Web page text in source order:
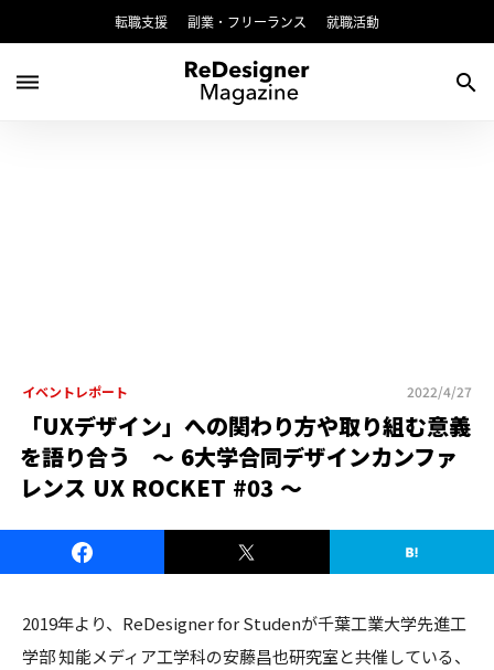
転職支援 副業・フリーランス 就職活動
dehaze search
イベントレポート 2022/4/27
「UXデザイン」への関わり方や取り組む意義
を語り合う 〜 6大学合同デザインカンファ
レンス UX ROCKET #03 〜
2019年より、ReDesigner for Studenが千葉工業大学先進工
学部 知能メディア工学科の安藤昌也研究室と共催している、